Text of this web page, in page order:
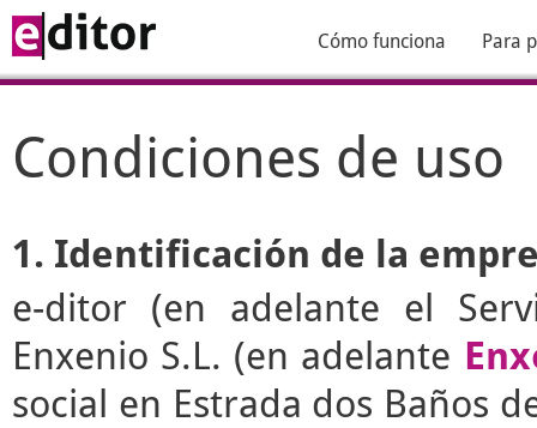
Cómo funciona Para
Condiciones de uso
1. Identificación de la
e-ditor (en adelante el
Enxenio S.L. (en adelante
social en Estrada dos Baños